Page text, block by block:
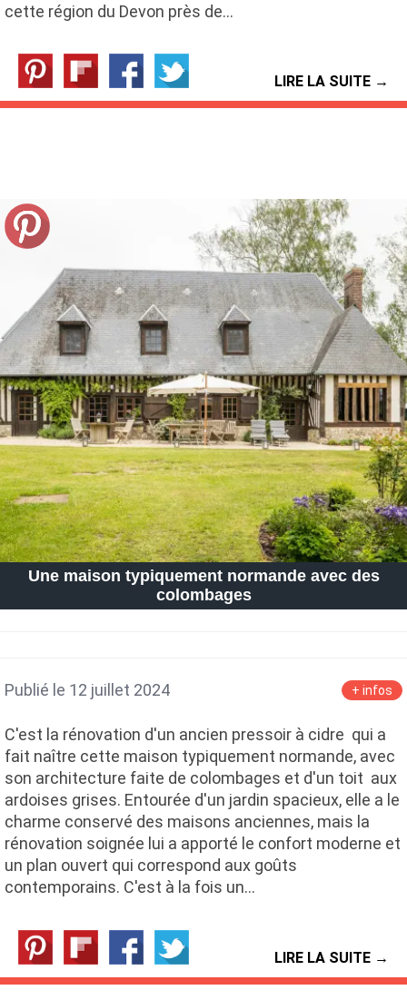
cette région du Devon près de…
LIRE LA SUITE →
Une maison typiquement normande avec des
colombages
Publié le 12 juillet 2024 + infos
C'est la rénovation d'un ancien pressoir à cidre qui a
fait naître cette maison typiquement normande, avec
son architecture faite de colombages et d'un toit aux
ardoises grises. Entourée d'un jardin spacieux, elle a le
charme conservé des maisons anciennes, mais la
rénovation soignée lui a apporté le confort moderne et
un plan ouvert qui correspond aux goûts
contemporains. C'est à la fois un…
LIRE LA SUITE →